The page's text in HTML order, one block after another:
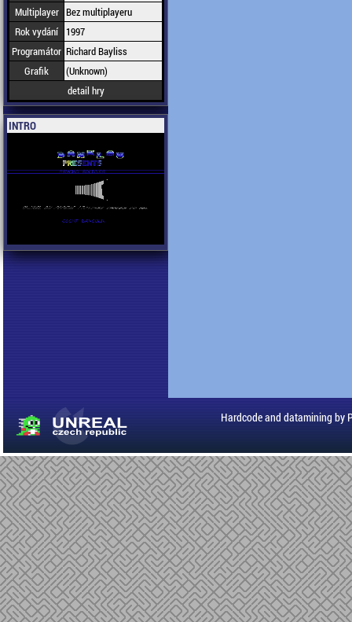
Multiplayer Bez multiplayeru
Rok vydání
1997
Programátor Richard Bayliss
Grafik
(Unknown)
detail hry
INTRO
Hardcode and datamining by